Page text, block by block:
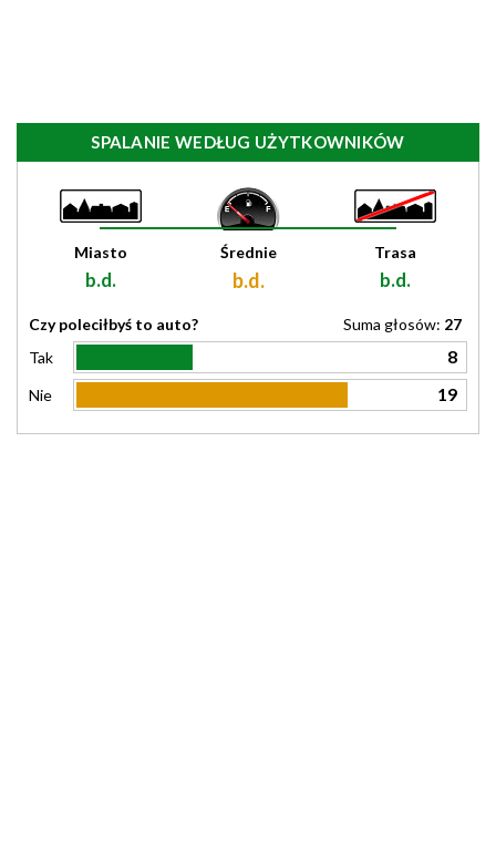
SPALANIE WEDŁUG UŻYTKOWNIKÓW
Miasto
b.d.
Średnie
b.d.
Trasa
b.d.
Czy poleciłbyś to auto? Suma głosów: 27
Tak
8
Nie 19